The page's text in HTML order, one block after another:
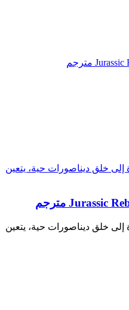
إلى خلق ديناصورات حية، يتعين
إلى خلق ديناصورات حية، يتعين